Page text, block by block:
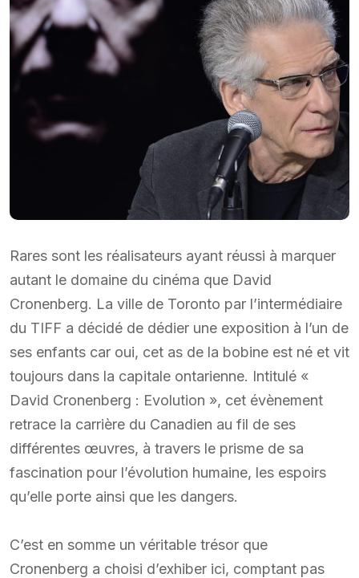
Rares sont les réalisateurs ayant réussi à marquer
autant le domaine du cinéma que David
Cronenberg. La ville de Toronto par l’intermédiaire
du TIFF a décidé de dédier une exposition à l’un de
ses enfants car oui, cet as de la bobine est né et vit
toujours dans la capitale ontarienne. Intitulé «
David Cronenberg : Evolution », cet évènement
retrace la carrière du Canadien au fil de ses
différentes œuvres, à travers le prisme de sa
fascination pour l’évolution humaine, les espoirs
qu’elle porte ainsi que les dangers.
C’est en somme un véritable trésor que
Cronenberg a choisi d’exhiber ici, comptant pas